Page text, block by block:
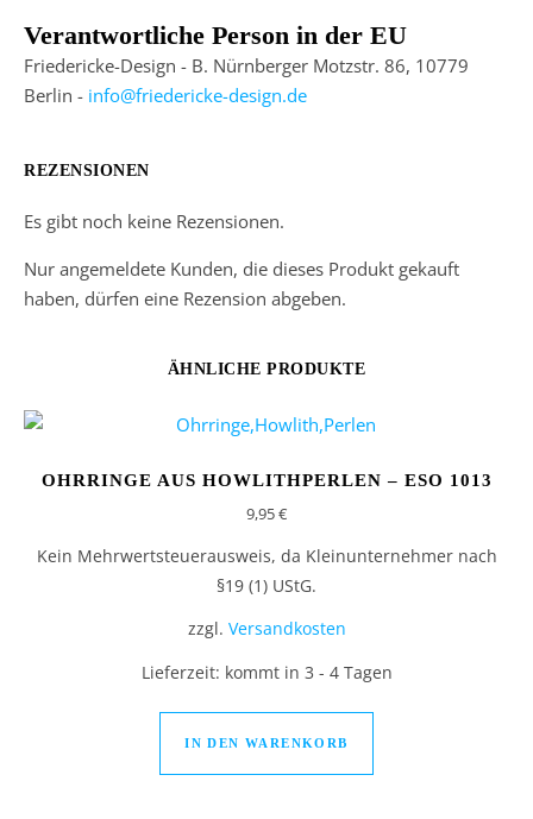
Verantwortliche Person in der EU
Friedericke-Design - B. Nürnberger Motzstr. 86, 10779
Berlin - info@friedericke-design.de
REZENSIONEN
Es gibt noch keine Rezensionen.
Nur angemeldete Kunden, die dieses Produkt gekauft
haben, dürfen eine Rezension abgeben.
ÄHNLICHE PRODUKTE
OHRRINGE AUS HOWLITHPERLEN – ESO 1013
9,95€
Kein Mehrwertsteuerausweis, da Kleinunternehmer nach
§19 (1) UStG.
zzgl. Versandkosten
Lieferzeit: kommt in 3 - 4 Tagen
IN DEN WARENKORB